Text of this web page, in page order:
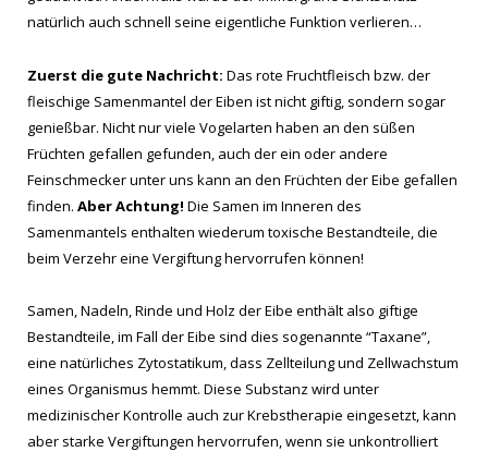
natürlich auch schnell seine eigentliche Funktion verlieren…
Zuerst die gute Nachricht: Das rote Fruchtfleisch bzw. der
fleischige Samenmantel der Eiben ist nicht giftig, sondern sogar
genießbar. Nicht nur viele Vogelarten haben an den süßen
Früchten gefallen gefunden, auch der ein oder andere
Feinschmecker unter uns kann an den Früchten der Eibe gefallen
finden. Aber Achtung! Die Samen im Inneren des
Samenmantels enthalten wiederum toxische Bestandteile, die
beim Verzehr eine Vergiftung hervorrufen können!
Samen, Nadeln, Rinde und Holz der Eibe enthält also giftige
Bestandteile, im Fall der Eibe sind dies sogenannte “Taxane”,
eine natürliches Zytostatikum, dass Zellteilung und Zellwachstum
eines Organismus hemmt. Diese Substanz wird unter
medizinischer Kontrolle auch zur Krebstherapie eingesetzt, kann
aber starke Vergiftungen hervorrufen, wenn sie unkontrolliert